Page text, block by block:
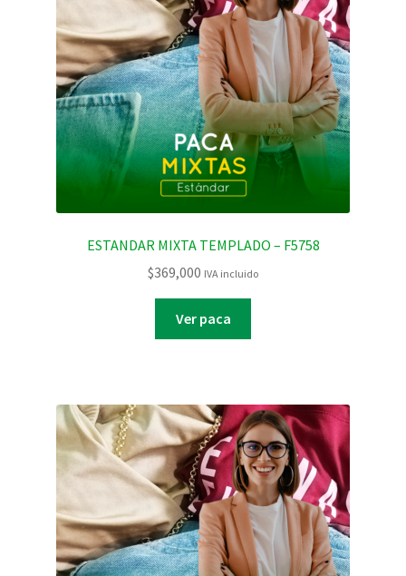
ESTANDAR MIXTA TEMPLADO – F5758
$369,000 IVA incluido
Ver paca